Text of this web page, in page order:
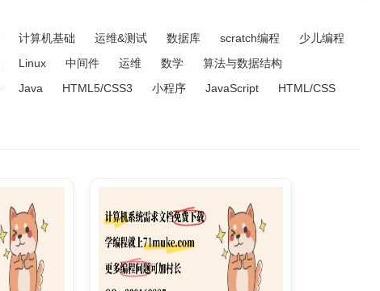
计算机基础 运维&测试 数据库 scratch编程
少儿编程
Linux 中间件 运维 数学
算法与数据结构
Java HTML5/CSS3 小程序 JavaScript
HTML/CSS